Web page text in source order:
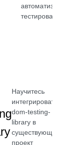
тестирования
Научитесь
интегрировать
dom-testing-
library в
существующий
проект